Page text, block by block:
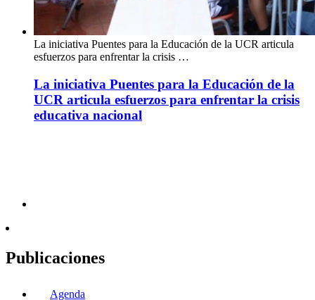
La iniciativa Puentes para la Educación de la UCR articula
esfuerzos para enfrentar la crisis …
La iniciativa Puentes para la Educación de la
UCR articula esfuerzos para enfrentar la crisis
educativa nacional
Publicaciones
Agenda